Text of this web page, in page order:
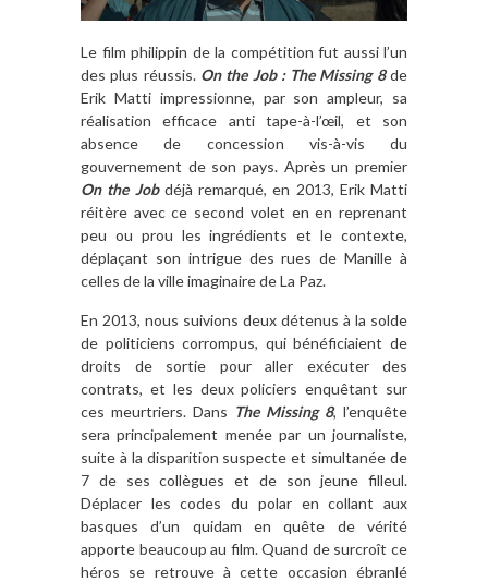
Le film philippin de la compétition fut aussi l’un
des plus réussis. On the Job : The Missing 8de
Erik Matti impressionne, par son ampleur, sa
réalisation efficace anti tape-à-l’œil, et son
absence de concession vis-à-vis du
gouvernement de son pays. Après un premier
On the Jobdéjà remarqué, en 2013, Erik Matti
réitère avec ce second volet en en reprenant
peu ou prou les ingrédients et le contexte,
déplaçant son intrigue des rues de Manille à
celles de la ville imaginaire de La Paz.
En 2013, nous suivions deux détenus à la solde
de politiciens corrompus, qui bénéficiaient de
droits de sortie pour aller exécuter des
contrats, et les deux policiers enquêtant sur
ces meurtriers. Dans The Missing 8, l’enquête
sera principalement menée par un journaliste,
suite à la disparition suspecte et simultanée de
7 de ses collègues et de son jeune filleul.
Déplacer les codes du polar en collant aux
basques d’un quidam en quête de vérité
apporte beaucoup au film. Quand de surcroît ce
héros se retrouve à cette occasion ébranlé